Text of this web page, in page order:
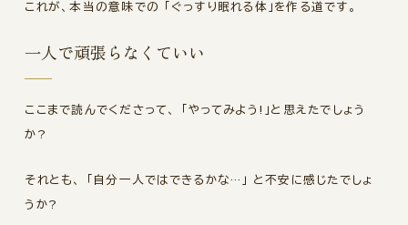
これが、本当の意味での 「ぐっすり眠れる体」を作る道です。
一人で頑張らなくていい
ここまで読んでくださって、 「やってみよう!」と思えたでしょう
か?
それとも、 「自分一人ではできるかな…」 と不安に感じたでしょ
うか?